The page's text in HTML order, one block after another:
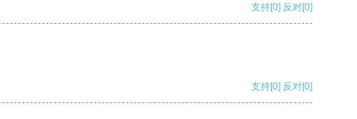
支持[0] 反对[0]
支持[0] 反对[0]